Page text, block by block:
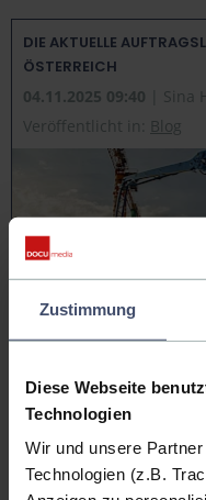
Zustimmung
Diese Webseite
Technologien
Wir und unsere
Technologien (z.B.
DIE AKTUELLE
ÖSTERREICH
04.11.2025 09:40
| Sina
Veröffentlicht in:
Blog
Nach Jahren schwieriger
Bauwirtschaft Ende 2025
Baukosten, teure
belasten die Branche
langsam wieder.